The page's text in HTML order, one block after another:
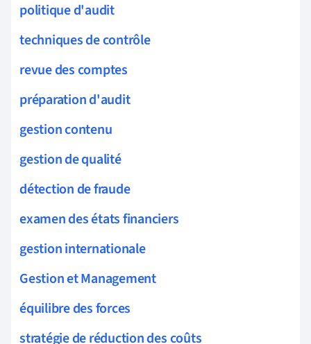
politique d'audit
techniques de contrôle
revue des comptes
préparation d'audit
gestion contenu
gestion de qualité
détection de fraude
examen des états financiers
gestion internationale
Gestion et Management
équilibre des forces
stratégie de réduction des coûts